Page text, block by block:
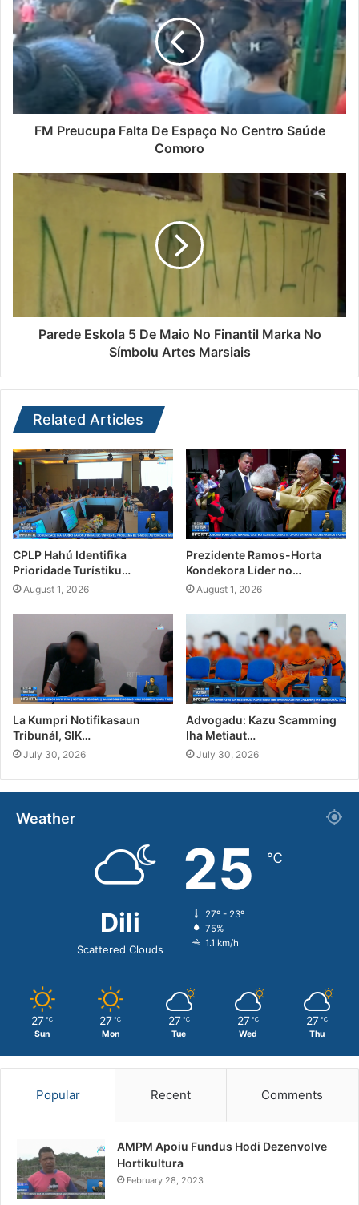
FM Preucupa Falta De Espaço No Centro Saúde
Comoro
Parede Eskola 5 De Maio No Finantil Marka No
Símbolu Artes Marsiais
Related Articles
CPLP Hahú Identifika
Prioridade Turístiku…
August 1, 2026
Prezidente Ramos-Horta
Kondekora Líder no…
August 1, 2026
La Kumpri Notifikasaun
Tribunál, SIK…
July 30, 2026
Advogadu: Kazu Scamming
Iha Metiaut…
July 30, 2026
Weather
Dili
Scattered Clouds
25 ℃
27º - 23º
75%
1.1 km/h
27 ℃
Sun
27 ℃
Mon
27 ℃
Tue
27 ℃
Wed
27 ℃
Thu
Popular Recent Comments
AMPM Apoiu Fundus Hodi Dezenvolve
Hortikultura
February 28, 2023